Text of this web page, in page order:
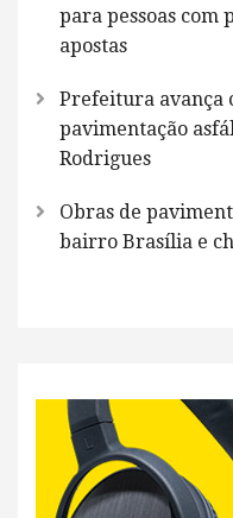
para pessoas com
apostas
Prefeitura avança
pavimentação
Rodrigues
Obras de
bairro Brasília e